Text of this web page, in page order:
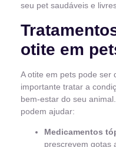
seu pet saudáveis e
otite em
A otite em pets pode ser
importante tratar a
bem-estar do seu
podem ajudar:
Medicamentos
prescrevem gotas